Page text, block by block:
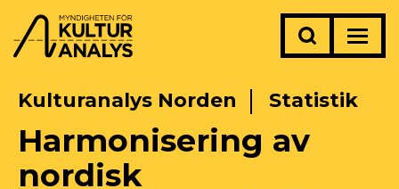
Kulturanalys Norden Statistik
Harmonisering av
nordisk